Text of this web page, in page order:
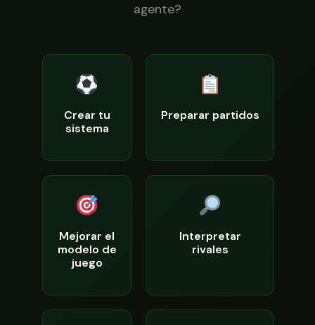
agente?
Crear tu
sistema
Preparar partidos
Mejorar el
modelo de
juego
Interpretar
rivales